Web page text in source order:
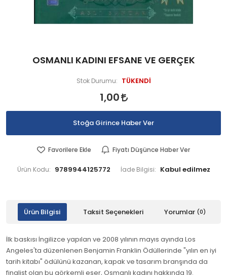
OSMANLI KADINI EFSANE VE GERÇEK
Stok Durumu: TÜKENDİ
1,00
Stoğa Girince Haber Ver
Favorilere Ekle Fiyatı Düşünce Haber Ver
Ürün Kodu: 9789944125772 İade Bilgisi:
Ürün Bilgisi Taksit Seçenekleri Yorumlar (0)
İlk baskısı İngilizce yapılan ve 2008 yılının mayıs ayında Los
Angeles'ta düzenlenen Benjamin Franklin Ödüllerinde "yılın en iyi
tarih kitabı" ödülünü kazanan, kapak ve tasarım branşında da
finalist olan bu görkemli eser, Osmanlı kadını hakkında 19.